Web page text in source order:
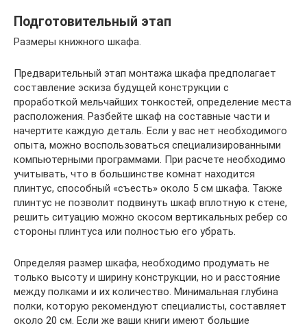
Подготовительный этап
Размеры книжного шкафа.
Предварительный этап монтажа шкафа предполагает
составление эскиза будущей конструкции с
проработкой мельчайших тонкостей, определение места
расположения. Разбейте шкаф на составные части и
начертите каждую деталь. Если у вас нет необходимого
опыта, можно воспользоваться специализированными
компьютерными программами. При расчете необходимо
учитывать, что в большинстве комнат находится
плинтус, способный «съесть» около 5 см шкафа. Также
плинтус не позволит подвинуть шкаф вплотную к стене,
решить ситуацию можно скосом вертикальных ребер со
стороны плинтуса или полностью его убрать.
Определяя размер шкафа, необходимо продумать не
только высоту и ширину конструкции, но и расстояние
между полками и их количество. Минимальная глубина
полки, которую рекомендуют специалисты, составляет
около 20 см. Если же ваши книги имеют большие